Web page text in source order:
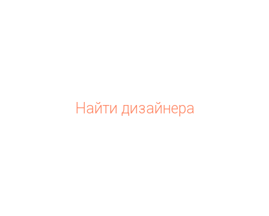
Найти дизайнера